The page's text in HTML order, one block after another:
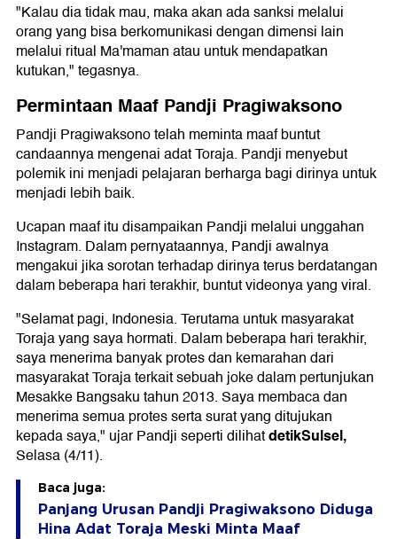
"Kalau dia tidak mau, maka akan ada sanksi melalui
orang yang bisa berkomunikasi dengan dimensi lain
melalui ritual Ma'maman atau untuk mendapatkan
kutukan," tegasnya.
Permintaan Maaf Pandji Pragiwaksono
Pandji Pragiwaksono telah meminta maaf buntut
candaannya mengenai adat Toraja. Pandji menyebut
polemik ini menjadi pelajaran berharga bagi dirinya untuk
menjadi lebih baik.
Ucapan maaf itu disampaikan Pandji melalui unggahan
Instagram. Dalam pernyataannya, Pandji awalnya
mengakui jika sorotan terhadap dirinya terus berdatangan
dalam beberapa hari terakhir, buntut videonya yang viral.
"Selamat pagi, Indonesia. Terutama untuk masyarakat
Toraja yang saya hormati. Dalam beberapa hari terakhir,
saya menerima banyak protes dan kemarahan dari
masyarakat Toraja terkait sebuah joke dalam pertunjukan
Mesakke Bangsaku tahun 2013. Saya membaca dan
menerima semua protes serta surat yang ditujukan
kepada saya," ujar Pandji seperti dilihatdetikSulsel,
Selasa (4/11).
Baca juga:
Panjang Urusan Pandji Pragiwaksono Diduga
Hina Adat Toraja Meski Minta Maaf